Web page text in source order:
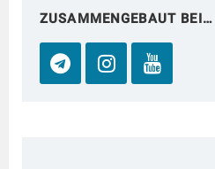
ZUSAMMENGEBAUT BEI…